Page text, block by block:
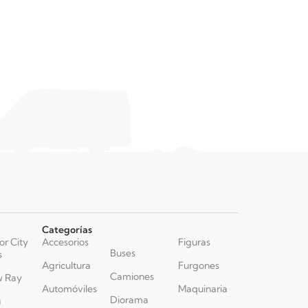
City
Ray
Categorías
Accesorios
Agricultura
Automóviles
Buses
Camiones
Diorama
Figuras
Furgones
Maquinaria